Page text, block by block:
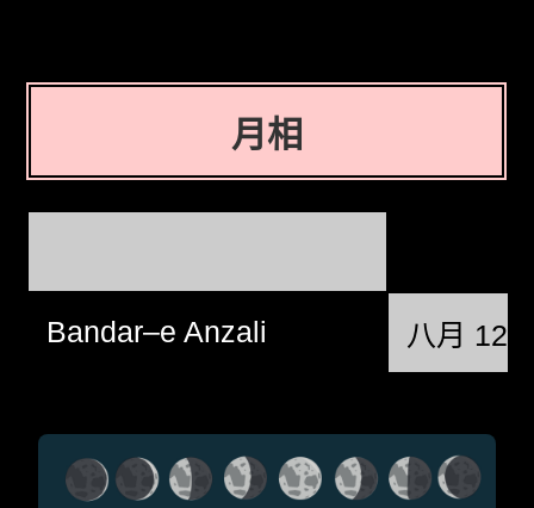
月相
Bandar–e Anzali 八月 12